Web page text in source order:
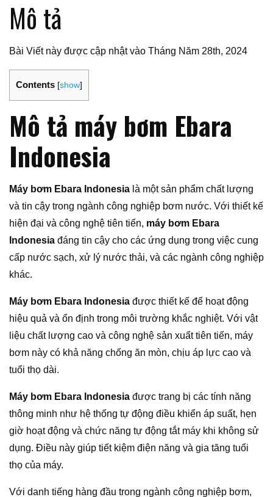
Mô tả
Bài Viết này được cập nhật vào Tháng Năm 28th, 2024
Contents [show]
Mô tả máy bơm Ebara
Indonesia
Máy bơm Ebara Indonesia là một sản phẩm chất lượng
và tin cậy trong ngành công nghiệp bơm nước. Với thiết kế
hiện đại và công nghệ tiên tiến, máy bơm Ebara
Indonesia đáng tin cậy cho các ứng dụng trong việc cung
cấp nước sạch, xử lý nước thải, và các ngành công nghiệp
khác.
Máy bơm Ebara Indonesia được thiết kế để hoạt động
hiệu quả và ổn định trong môi trường khắc nghiệt. Với vật
liệu chất lượng cao và công nghệ sản xuất tiên tiến, máy
bơm này có khả năng chống ăn mòn, chịu áp lực cao và
tuổi thọ dài.
Máy bơm Ebara Indonesia được trang bị các tính năng
thông minh như hệ thống tự động điều khiển áp suất, hẹn
giờ hoạt động và chức năng tự động tắt máy khi không sử
dụng. Điều này giúp tiết kiệm điện năng và gia tăng tuổi
thọ của máy.
Với danh tiếng hàng đầu trong ngành công nghiệp bơm,